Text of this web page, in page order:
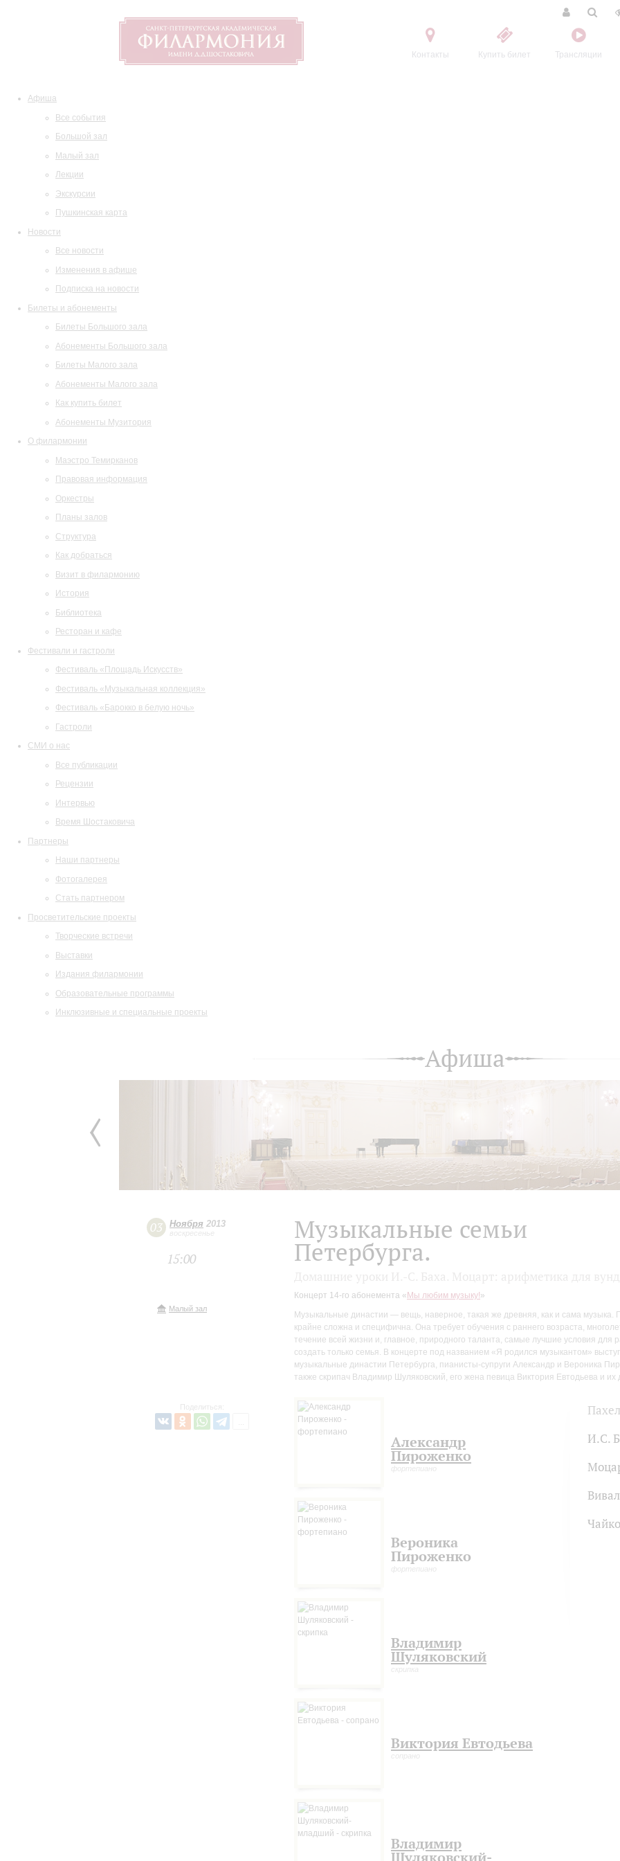
Контакты Купить билет Трансляции
Афиша
Все события
Большой зал
Малый зал
Лекции
Экскурсии
Пушкинская карта
Новости
Все новости
Изменения в афише
Подписка на новости
Билеты и абонементы
Билеты Большого зала
Абонементы Большого зала
Билеты Малого зала
Абонементы Малого зала
Как купить билет
Абонементы Музитория
О филармонии
Маэстро Темирканов
Правовая информация
Оркестры
Планы залов
Структура
Как добраться
Визит в филармонию
История
Библиотека
Ресторан и кафе
Фестивали и гастроли
Фестиваль «Площадь Искусств»
Фестиваль «Музыкальная коллекция»
Фестиваль «Барокко в белую ночь»
Гастроли
СМИ о нас
Все публикации
Рецензии
Интервью
Время Шостаковича
Партнеры
Наши партнеры
Фотогалерея
Стать партнером
Просветительские проекты
Творческие встречи
Выставки
Издания филармонии
Образовательные программы
Инклюзивные и специальные проекты
Афиша
03 Ноября 2013
воскресенье
15:00
Малый зал
Поделиться:
Музыкальные семьи
Петербурга.
Концерт 14-го абонемента «Мы любим музыку!»
Музыкальные династии — вещь, наверное, такая же древняя, как и сама музыка.
крайне сложна и специфична. Она требует обучения с раннего возраста,
течение всей жизни и, главное, природного таланта, самые лучшие условия для
создать только семья. В концерте под названием «Я родился музыкантом»
музыкальные династии Петербурга, пианисты-супруги Александр и Вероника
также скрипач Владимир Шуляковский, его жена певица Виктория Евтодьева и их
Александр
Пироженко
фортепиано
Вероника
Пироженко
фортепиано
Владимир
Шуляковский
скрипка
Виктория Евтодьева
сопрано
Владимир
Шуляковский-
И.С.